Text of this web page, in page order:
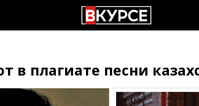
плагиате песни